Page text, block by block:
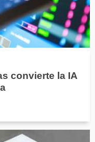
convierte la IA